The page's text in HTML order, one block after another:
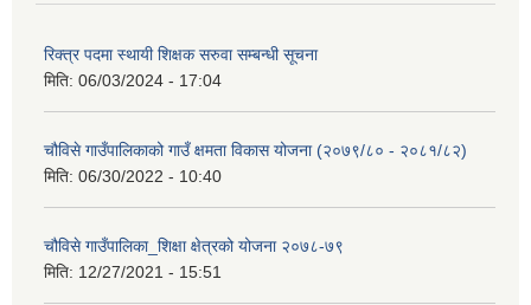
रिक्त्र पदमा स्थायी शिक्षक सरुवा सम्बन्धी सूचना
मिति: 06/03/2024 - 17:04
चौविसे गाउँपालिकाको गाउँ क्षमता विकास योजना (२०७९/८० - २०८१/८२)
मिति: 06/30/2022 - 10:40
चौविसे गाउँपालिका_शिक्षा क्षेत्रको योजना २०७८-७९
मिति: 12/27/2021 - 15:51